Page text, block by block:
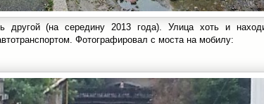
другой (на середину 2013 года). Улица хоть и
Фотографировал с моста на мобилу: